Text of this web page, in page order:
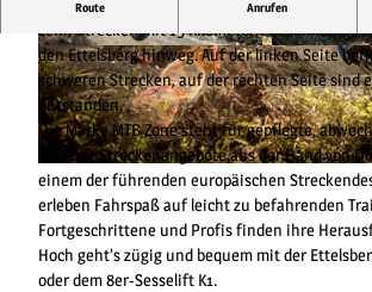
© MTB Zone Bikepark Willingen, Leopold Hermann | CC-BY-SA
© MTB Zone Bikepark Willingen, Leopold Herm
ann, Trailfocusphotography |CC-BY-SA
© MTB Zone
Route Anrufen
Flow, Glücksgefühle, Adrenalin
Zehn Strecken mit 15 Kilometern Gesamtlänge
den Ettelsberg hinweg. Auf der linken Seite
schweren Strecken, auf der rechten Seite sind
entstanden.
Die Marke MTB Zone steht für gepflegte,
kreative Streckenangebote aus der Hand von
einem der führenden europäischen
erleben Fahrspaß auf leicht zu befahrenden
Fortgeschrittene und Profis finden ihre
Hoch geht’s zügig und bequem mit der
oder dem 8er-Sesselift K1.